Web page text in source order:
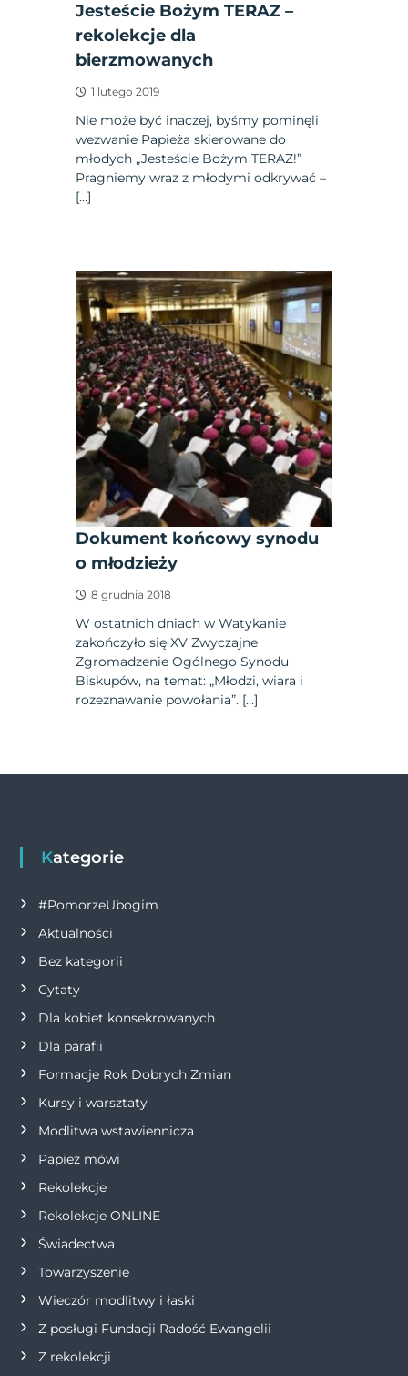
Jesteście Bożym TERAZ –
rekolekcje dla
bierzmowanych
1 lutego 2019
Nie może być inaczej, byśmy pominęli
wezwanie Papieża skierowane do
młodych „Jesteście Bożym TERAZ!”
Pragniemy wraz z młodymi odkrywać –
[…]
Dokument końcowy synodu
o młodzieży
8 grudnia 2018
W ostatnich dniach w Watykanie
zakończyło się XV Zwyczajne
Zgromadzenie Ogólnego Synodu
Biskupów, na temat: „Młodzi, wiara i
rozeznawanie powołania”. […]
Kategorie
#PomorzeUbogim
Aktualności
Bez kategorii
Cytaty
Dla kobiet konsekrowanych
Dla parafii
Formacje Rok Dobrych Zmian
Kursy i warsztaty
Modlitwa wstawiennicza
Papież mówi
Rekolekcje
Rekolekcje ONLINE
Świadectwa
Towarzyszenie
Wieczór modlitwy i łaski
Z posługi Fundacji Radość Ewangelii
Z rekolekcji